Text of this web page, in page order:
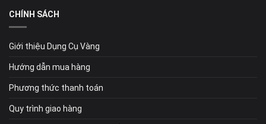
CHÍNH SÁCH
Giới thiệu Dụng Cụ Vàng
Hướng dẫn mua hàng
Phương thức thanh toán
Quy trình giao hàng